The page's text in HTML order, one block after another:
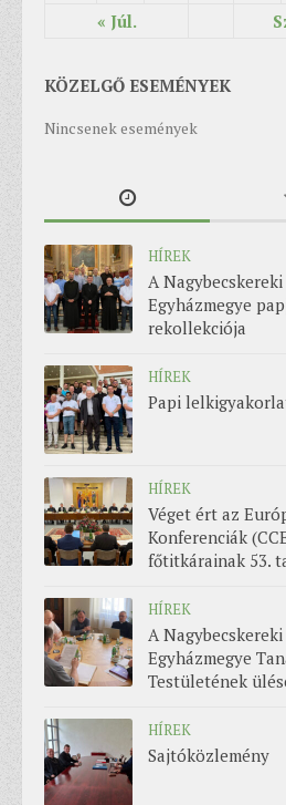
« Júl.
KÖZELGŐ ESEMÉNYEK
Nincsenek események
HÍREK
A Nagybecskereki
Egyházmegye
rekollekciója
HÍREK
Papi
HÍREK
Véget ért az
Konferenciák
főtitkárainak 53.
HÍREK
A Nagybecskereki
Egyházmegye
Testületének
HÍREK
Sajtóközlemény